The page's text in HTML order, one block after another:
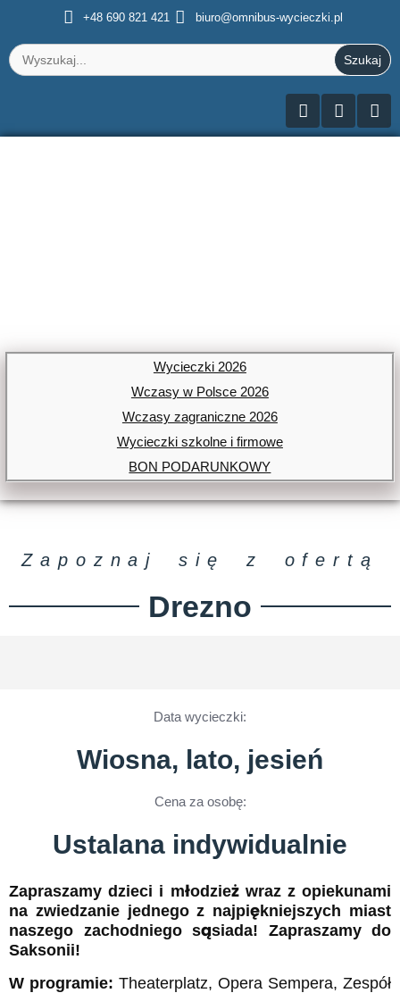
+48 690 821 421 biuro@omnibus-wycieczki.pl
Search
for:
Wycieczki 2026
Wczasy w Polsce 2026
Wczasy zagraniczne 2026
Wycieczki szkolne i firmowe
BON PODARUNKOWY
Zapoznaj się z ofertą
Drezno
Data wycieczki:
Wiosna, lato, jesień
Cena za osobę:
Ustalana indywidualnie
Zapraszamy dzieci i młodzież wraz z opiekunami
na zwiedzanie jednego z najpiękniejszych miast
naszego zachodniego sąsiada! Zapraszamy do
Saksonii!
W programie: Theaterplatz, Opera Sempera, Zespół